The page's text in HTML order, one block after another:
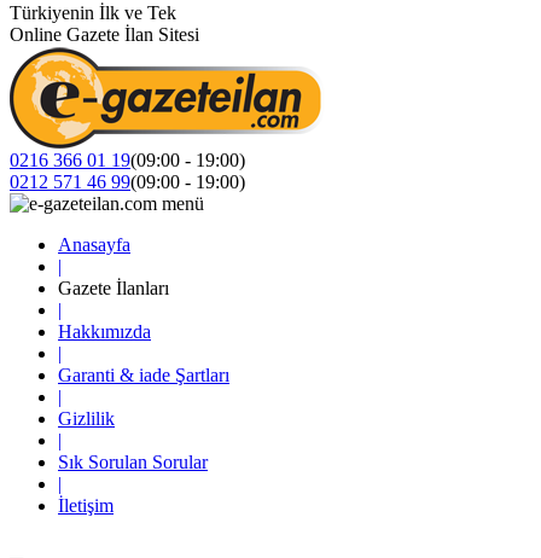
Türkiyenin İlk ve Tek
Online Gazete İlan Sitesi
0216 366 01 19(09:00 - 19:00)
0212 571 46 99(09:00 - 19:00)
Anasayfa
|
Gazete İlanları
|
Hakkımızda
|
Garanti & iade Şartları
|
Gizlilik
|
Sık Sorulan Sorular
|
İletişim